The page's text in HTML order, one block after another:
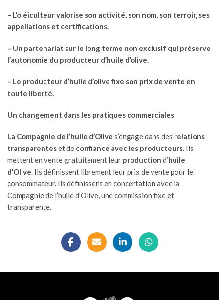
– L’oléiculteur valorise son activité, son nom, son terroir, ses
appellations et certifications.
– Un partenariat sur le long terme non exclusif qui préserve
l’autonomie du producteur d’huile d’olive.
– Le producteur d’huile d’olive fixe son prix de vente en
toute liberté.
Un changement dans les pratiques commerciales
La Compagnie de l’huile d’Olive s’engage dans des relations
transparenteset de confiance avec les producteurs. Ils
mettent en vente gratuitement leur production d’huile
d’Olive. Ils définissent librement leur prix de vente pour le
consommateur. Ils définissent en concertation avec la
Compagnie de l’huile d’Olive, une commission fixe et
transparente.